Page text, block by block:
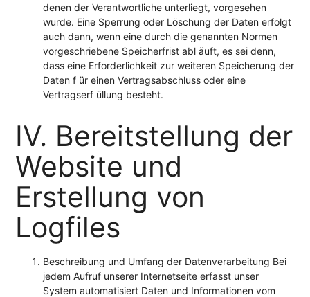
denen der Verantwortliche unterliegt, vorgesehen
wurde. Eine Sperrung oder Löschung der Daten erfolgt
auch dann, wenn eine durch die genannten Normen
vorgeschriebene Speicherfrist abl äuft, es sei denn,
dass eine Erforderlichkeit zur weiteren Speicherung der
Daten f ür einen Vertragsabschluss oder eine
Vertragserf üllung besteht.
IV. Bereitstellung der
Website und
Erstellung von
Logfiles
Beschreibung und Umfang der Datenverarbeitung Bei
jedem Aufruf unserer Internetseite erfasst unser
System automatisiert Daten und Informationen vom